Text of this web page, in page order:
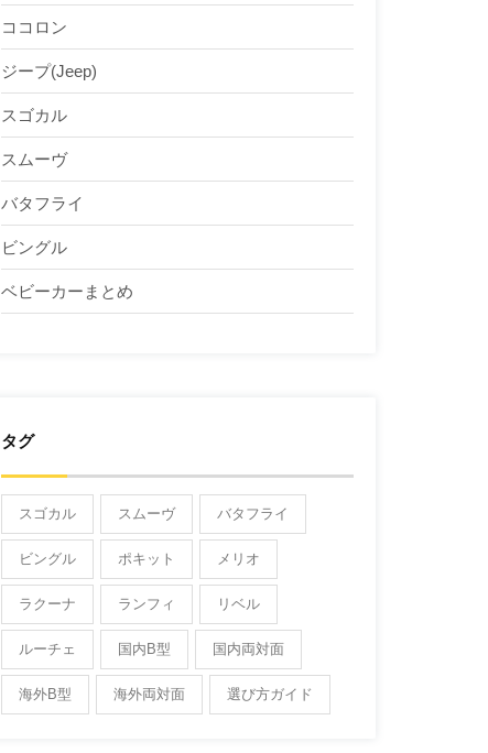
ココロン
ジープ(Jeep)
スゴカル
スムーヴ
バタフライ
ビングル
ベビーカーまとめ
タグ
スゴカル スムーヴ バタフライ
ビングル ポキット メリオ
ラクーナ ランフィ リベル
ルーチェ 国内B型 国内両対面
海外B型 海外両対面 選び方ガイド